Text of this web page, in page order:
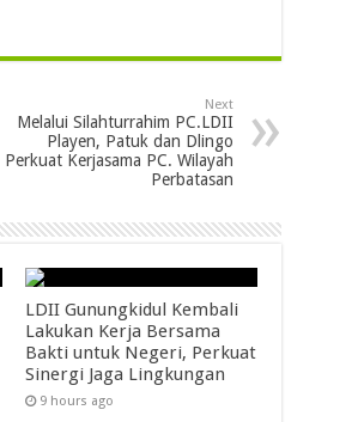
Next
Melalui Silahturrahim PC.LDII
Playen, Patuk dan Dlingo
Perkuat Kerjasama PC. Wilayah
Perbatasan
LDII Gunungkidul Kembali
Lakukan Kerja Bersama
Bakti untuk Negeri, Perkuat
Sinergi Jaga Lingkungan
9 hours ago